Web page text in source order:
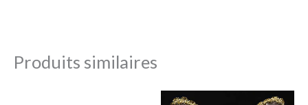
Produits similaires